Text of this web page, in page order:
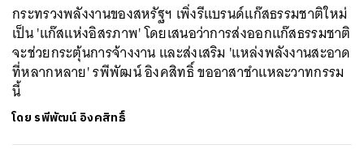
กระทรวงพลังงานของสหรัฐฯ เพิ่งรีแบรนด์แก๊สธรรมชาติใหม่
เป็น 'แก๊สแห่งอิสรภาพ' โดยเสนอว่าการส่งออกแก๊สธรรมชาติ
จะช่วยกระตุ้นการจ้างงาน และส่งเสริม 'แหล่งพลังงานสะอาด
ที่หลากหลาย' รพีพัฒน์ อิงคสิทธิ์ ขออาสาชำแหละวาทกรรม
นี้
โดย รพีพัฒน์ อิงคสิทธิ์